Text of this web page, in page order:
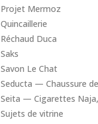
Projet Mermoz
Quincaillerie
Réchaud Duca
Saks
Savon Le Chat
Seducta — Chaussure
Seita — Cigarettes
Sujets de vitrine